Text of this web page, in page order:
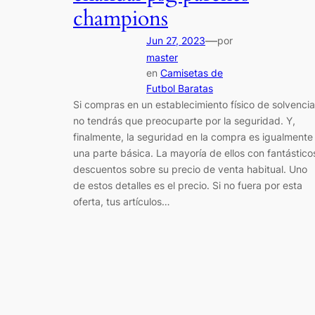
champions
Jun 27, 2023—por
master
en Camisetas de
Futbol Baratas
Si compras en un establecimiento físico de
no tendrás que preocuparte por la seguridad. Y,
finalmente, la seguridad en la compra es igualmente
una parte básica. La mayoría de ellos con
descuentos sobre su precio de venta habitual. Uno
de estos detalles es el precio. Si no fuera por esta
oferta, tus artículos…